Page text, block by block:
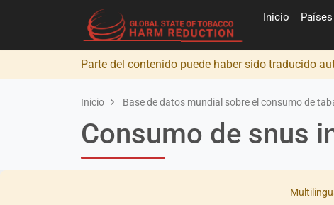
Inicio Países
Parte del contenido puede haber sido traducido
Inicio Base de datos mundial sobre el consumo de
Consumo de snus